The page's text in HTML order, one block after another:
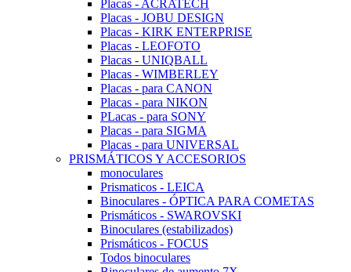
Placas - ACRATECH
Placas - JOBU DESIGN
Placas - KIRK ENTERPRISE
Placas - LEOFOTO
Placas - UNIQBALL
Placas - WIMBERLEY
Placas - para CANON
Placas - para NIKON
PLacas - para SONY
Placas - para SIGMA
Placas - para UNIVERSAL
PRISMÁTICOS Y ACCESORIOS
monoculares
Prismaticos - LEICA
Binoculares - ÓPTICA PARA COMETAS
Prismáticos - SWAROVSKI
Binoculares (estabilizados)
Prismáticos - FOCUS
Todos binoculares